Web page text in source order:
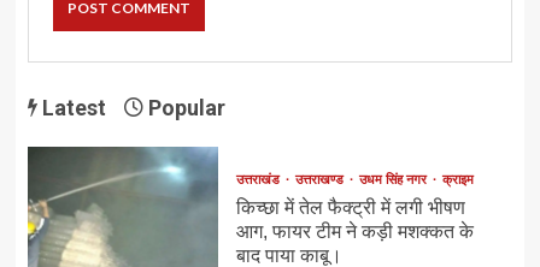
Latest Popular
उत्तराखंड उत्तराखण्ड उधम सिंह नगर क्राइम
किच्छा में तेल फैक्ट्री में लगी भीषण
आग, फायर टीम ने कड़ी मशक्कत के
बाद पाया काबू।